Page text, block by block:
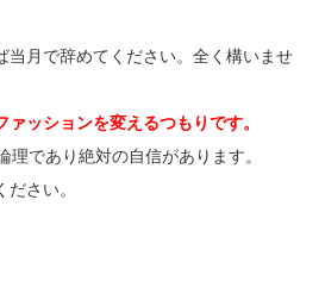
当月で辞めてください。全く構いませ
ッションを変えるつもりです。
理であり絶対の自信があります。
さい。